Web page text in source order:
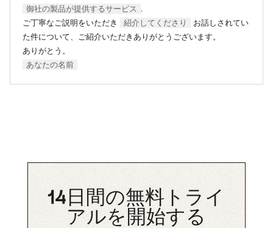
御社の製品が提供するサービス .
ご丁寧なご説明をいただき
紹介してくださり
お話しされてい
た件について、ご紹介いただきありがとうございます。
ありがとう。
あなたの名前
14日間の無料トライ
アルを開始する